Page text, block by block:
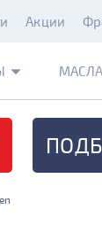
Акции
МАСЛА